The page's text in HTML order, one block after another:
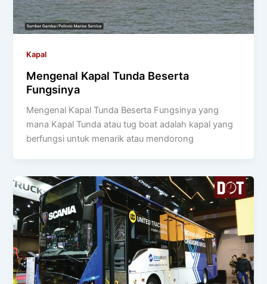
Kapal
Mengenal Kapal Tunda Beserta
Fungsinya
Mengenal Kapal Tunda Beserta Fungsinya yang
mana Kapal Tunda atau tug boat adalah kapal yang
berfungsi untuk menarik atau mendorong